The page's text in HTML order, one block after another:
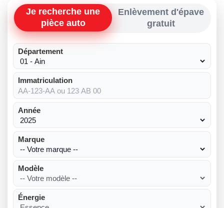
Je recherche une
pièce auto
Enlèvement d'épave
gratuit
Département
Immatriculation
Année
Marque
Modèle
Énergie